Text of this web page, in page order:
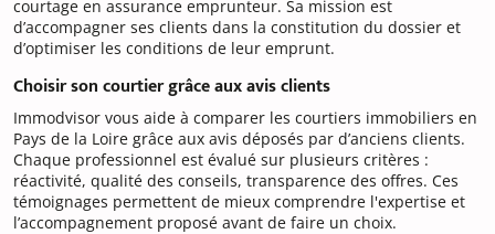
courtage en assurance emprunteur. Sa mission est
d’accompagner ses clients dans la constitution du dossier et
d’optimiser les conditions de leur emprunt.
Choisir son courtier grâce aux avis clients
Immodvisor vous aide à comparer les courtiers immobiliers en
Pays de la Loire grâce aux avis déposés par d’anciens clients.
Chaque professionnel est évalué sur plusieurs critères :
réactivité, qualité des conseils, transparence des offres. Ces
témoignages permettent de mieux comprendre l'expertise et
l’accompagnement proposé avant de faire un choix.